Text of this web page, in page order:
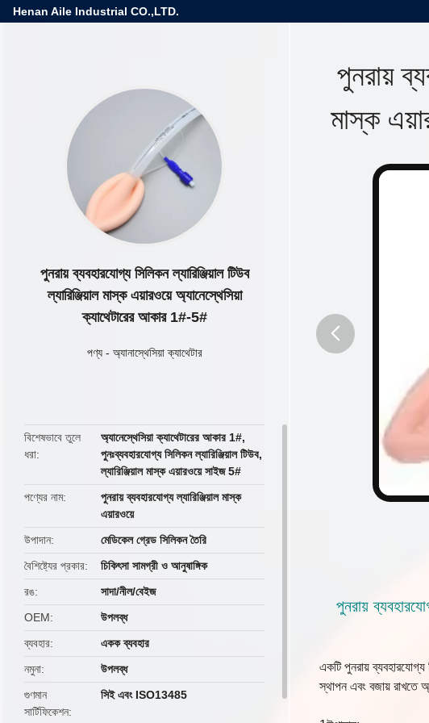
Henan Aile Industrial CO.,LTD.
পুনরায় ব্যবহারযোগ্য সিলিকন ল্যারিঞ্জিয়াল টিউব
ল্যারিঞ্জিয়াল মাস্ক এয়ারওয়ে অ্যানেস্থেসিয়া
ক্যাথেটারের আকার 1#-5#
পণ্য- অ্যানাস্থেসিয়া ক্যাথেটার
বিশেষভাবে তুলে
ধরা
অ্যানেস্থেসিয়া ক্যাথেটারের আকার 1#,
পুনঃব্যবহারযোগ্য সিলিকন ল্যারিঞ্জিয়াল টিউব,
ল্যারিঞ্জিয়াল মাস্ক এয়ারওয়ে সাইজ 5#
পণ্যের নাম
পুনরায় ব্যবহারযোগ্য ল্যারিঞ্জিয়াল মাস্ক
এয়ারওয়ে
উপাদান
মেডিকেল গ্রেড সিলিকন তৈরি
বৈশিষ্ট্যের প্রকার
চিকিৎসা সামগ্রী ও আনুষাঙ্গিক
রঙ
সাদা/নীল/বেইজ
OEM
উপলব্ধ
ব্যবহার
একক ব্যবহার
নমুনা
উপলব্ধ
গুণমান
সার্টিফিকেশন
সিই এবং ISO13485
পুনরায়
মাস্ক
পুনরায়
একটি পুনরায়
স্থাপন এবং বজায় রাখতে